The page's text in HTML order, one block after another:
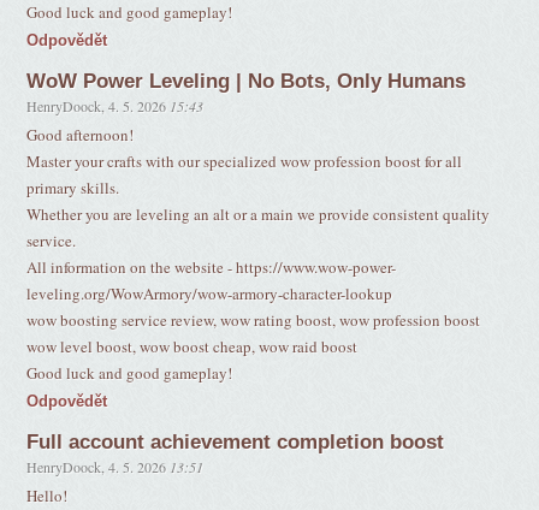
Good luck and good gameplay!
Odpovědět
WoW Power Leveling | No Bots, Only Humans
HenryDoock ,4. 5. 2026 15:43
Good afternoon!
Master your crafts with our specialized wow profession boost for all
primary skills.
Whether you are leveling an alt or a main we provide consistent quality
service.
All information on the website - https://www.wow-power-
leveling.org/WowArmory/wow-armory-character-lookup
wow boosting service review, wow rating boost, wow profession boost
wow level boost, wow boost cheap, wow raid boost
Good luck and good gameplay!
Odpovědět
Full account achievement completion boost
HenryDoock ,4. 5. 2026 13:51
Hello!